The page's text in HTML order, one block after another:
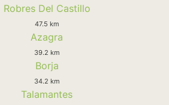
Robres Del Castillo
47.5 km
Azagra
39.2 km
Borja
34.2 km
Talamantes